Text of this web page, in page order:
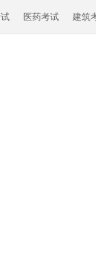
医药考试 建筑